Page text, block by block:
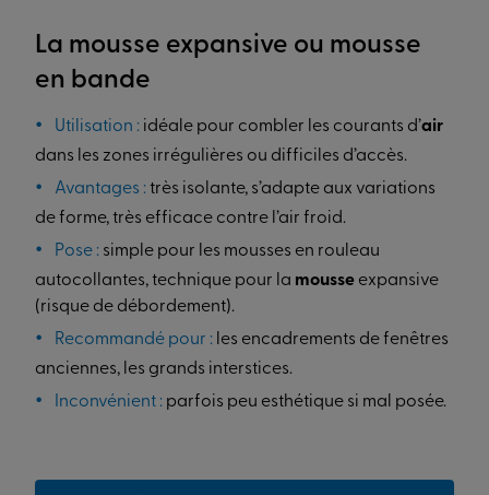
La mousse expansive ou mousse
en bande
Utilisation : idéale pour combler les courants d’air
dans les zones irrégulières ou difficiles d’accès.
Avantages :très isolante, s’adapte aux variations
de forme, très efficace contre l’air froid.
Pose : simple pour les mousses en rouleau
autocollantes, technique pour la mousse expansive
(risque de débordement).
Recommandé pour : les encadrements de fenêtres
anciennes, les grands interstices.
Inconvénient : parfois peu esthétique si mal posée.